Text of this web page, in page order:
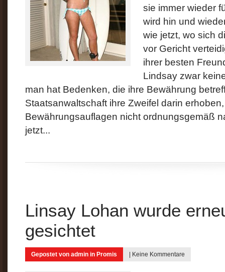
sie immer wieder
wird hin und
wie jetzt, wo sich
vor Gericht
ihrer besten
Lindsay zwar
man hat Bedenken, die ihre Bewährung
Staatsanwaltschaft ihre Zweifel darin
Bewährungsauflagen nicht ordnungsgemäß
jetzt...
Linsay Lohan wurde
gesichtet
Gepostet von admin in Promis Keine Kommentare